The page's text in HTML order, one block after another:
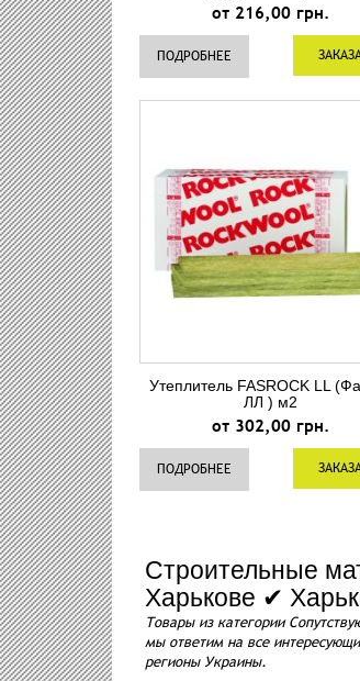
от 216,00 грн.
ПОДРОБНЕЕ
Утеплитель FASROCK LL
ЛЛ ) м2
от 302,00 грн.
ПОДРОБНЕЕ
Строительные
Харькове ✔
Товары из категории
мы ответим на все
регионы Украины.